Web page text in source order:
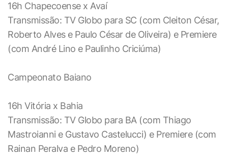
16h Chapecoense x Avaí
Transmissão: TV Globo para SC (com Cleiton César,
Roberto Alves e Paulo César de Oliveira) e Premiere
(com André Lino e Paulinho Criciúma)
Campeonato Baiano
16h Vitória x Bahia
Transmissão: TV Globo para BA (com Thiago
Mastroianni e Gustavo Castelucci) e Premiere (com
Rainan Peralva e Pedro Moreno)